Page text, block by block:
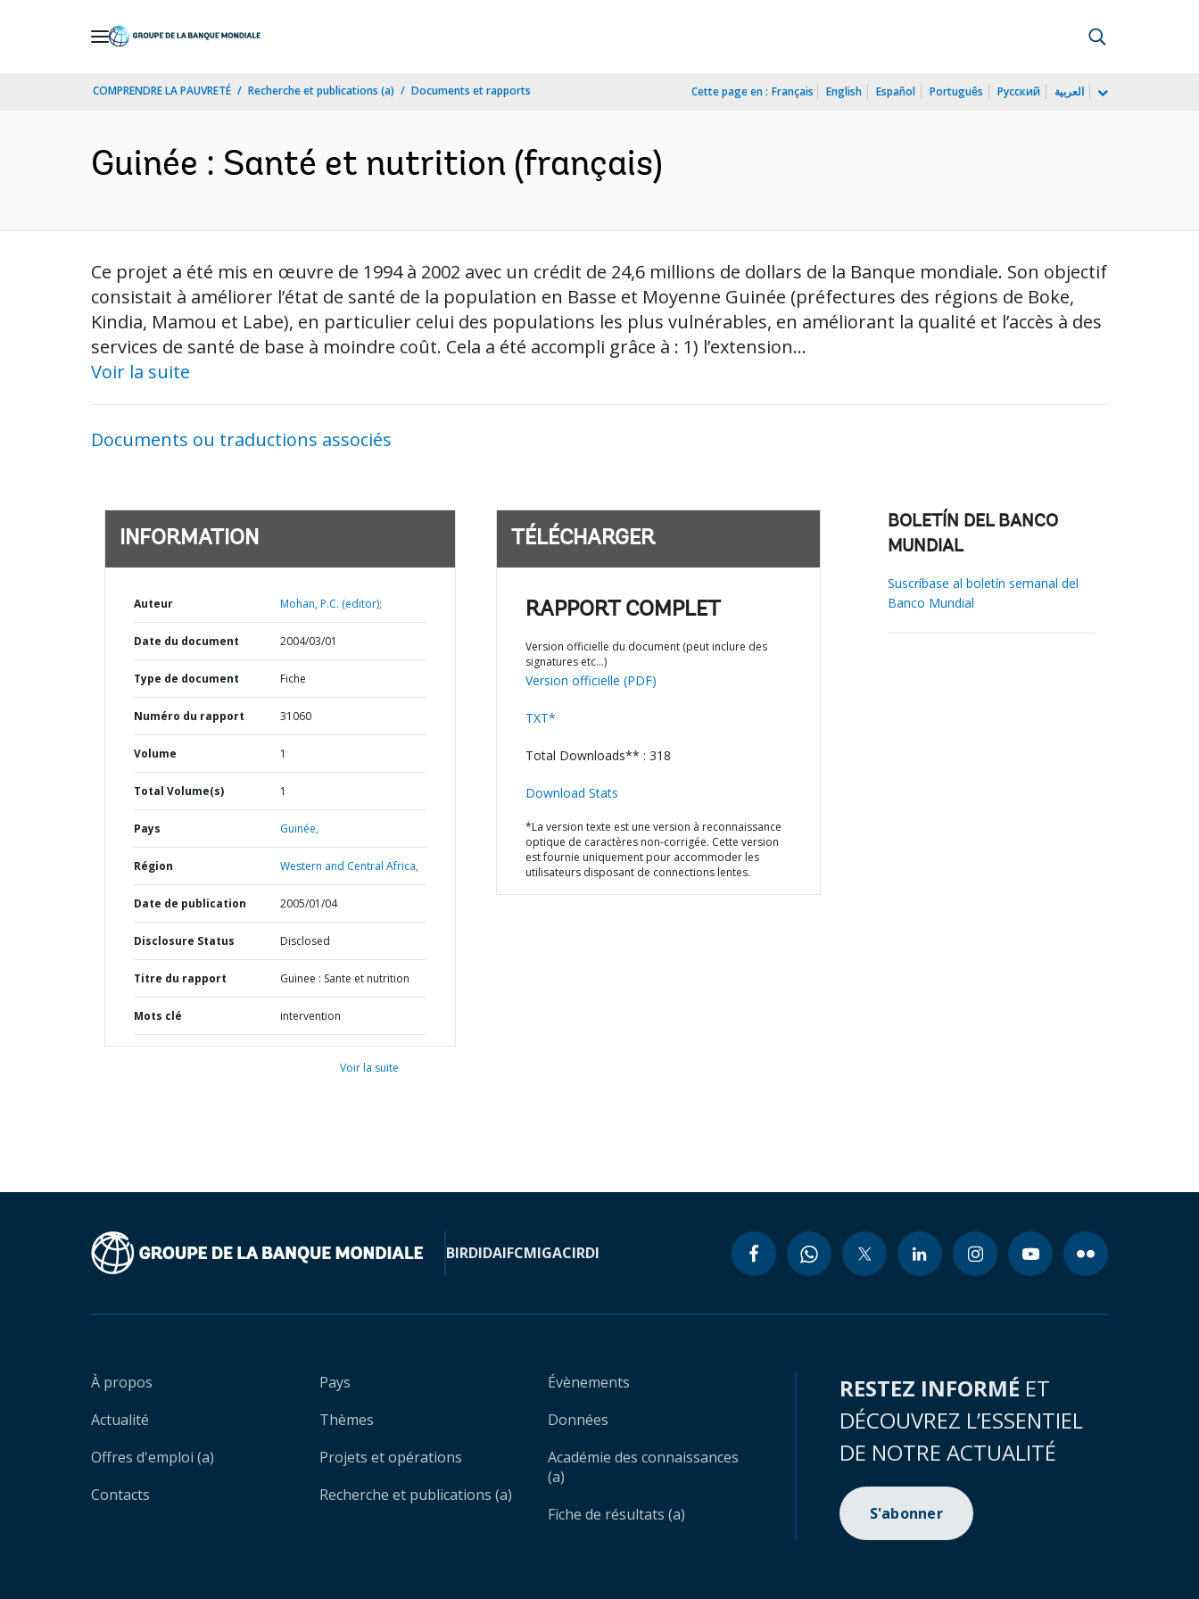
COMPRENDRE LA PAUVRETÉ Recherche et publications (a) Documents et rapports Cette page en : Français English Español Português Русский العربية
Guinée : Santé et nutrition (français)
Ce projet a été mis en œuvre de 1994 à 2002 avec un crédit de 24,6 millions de dollars de la Banque mondiale. Son objectif
consistait à améliorer l’état de santé de la population en Basse et Moyenne Guinée (préfectures des régions de Boke,
Kindia, Mamou et Labe), en particulier celui des populations les plus vulnérables, en améliorant la qualité et l’accès à des
services de santé de base à moindre coût. Cela a été accompli grâce à : 1) l’extension...
Voir la suite
Documents ou traductions associés
INFORMATION
Auteur Mohan, P.C. (editor);
Date du document 2004/03/01
Type de document Fiche
Numéro du rapport 31060
Volume 1
Total Volume(s) 1
Pays Guinée,
Région Western and Central Africa,
Date de publication 2005/01/04
Disclosure Status Disclosed
Titre du rapport Guinee : Sante et nutrition
Mots clé intervention
Voir la suite
TÉLÉCHARGER
RAPPORT COMPLET
Version officielle du document (peut inclure des
signatures etc…)
Version officielle (PDF)
TXT*
Total Downloads** : 318
Download Stats
*La version texte est une version à reconnaissance
optique de caractères non-corrigée. Cette version
est fournie uniquement pour accommoder les
utilisateurs disposant de connections lentes.
BOLETÍN DEL BANCO
MUNDIAL
Suscríbase al boletín semanal del
Banco Mundial
BIRDIDAIFCMIGACIRDI
À propos
Actualité
Offres d'emploi (a)
Contacts
Pays
Thèmes
Projets et opérations
Recherche et publications (a)
Évènements
Données
Académie des connaissances
(a)
Fiche de résultats (a)
RESTEZ INFORMÉ ET
DÉCOUVREZ L’ESSENTIEL
DE NOTRE ACTUALITÉ
S'abonner